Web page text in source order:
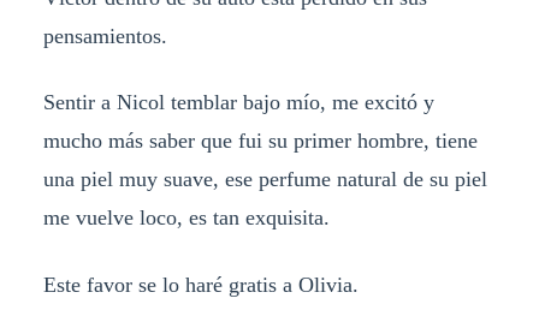
pensamientos.
Sentir a Nicol temblar bajo mío, me excitó y
mucho más saber que fui su primer hombre, tiene
una piel muy suave, ese perfume natural de su piel
me vuelve loco, es tan exquisita.
Este favor se lo haré gratis a Olivia.